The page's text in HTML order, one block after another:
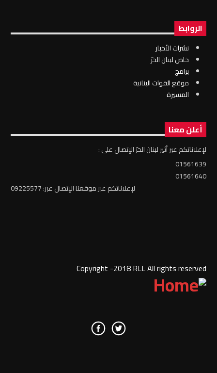
الروابط
نشرات الأخبار
خاص لبنان الحرّ
برامج
موقع القوات البنانية
المسيرة
أعلن معنا
لإعلاناتكم عبر أثير لبنان الحرّ الإتصال على :
01561639
01561640
لإعلاناتكم عبر موقعنا الإتصال عبر: 09225577
Copyright -2018 RLL All rights reserved